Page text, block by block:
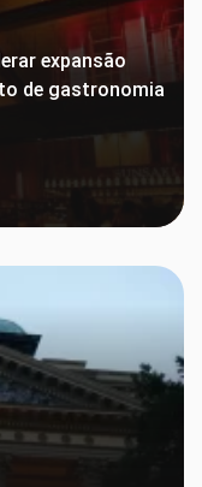
expansão
de gastronomia